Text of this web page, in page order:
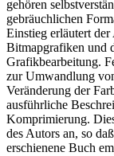
gehören
gebräuchlichen
Einstieg erläutert
Bitmapgrafiken und
Grafikbearbeitung.
zur Umwandlung
Veränderung der
ausführliche
Komprimierung.
des Autors an, so
erschienene Buch